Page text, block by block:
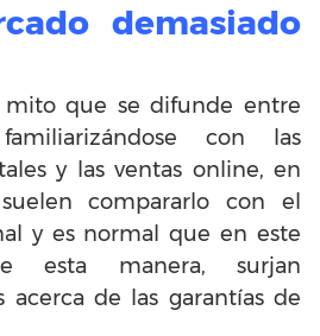
demasiado
que se difunde entre
con las
y las ventas online, en
compararlo con el
y es normal que en este
esta manera, surjan
acerca de las garantías de